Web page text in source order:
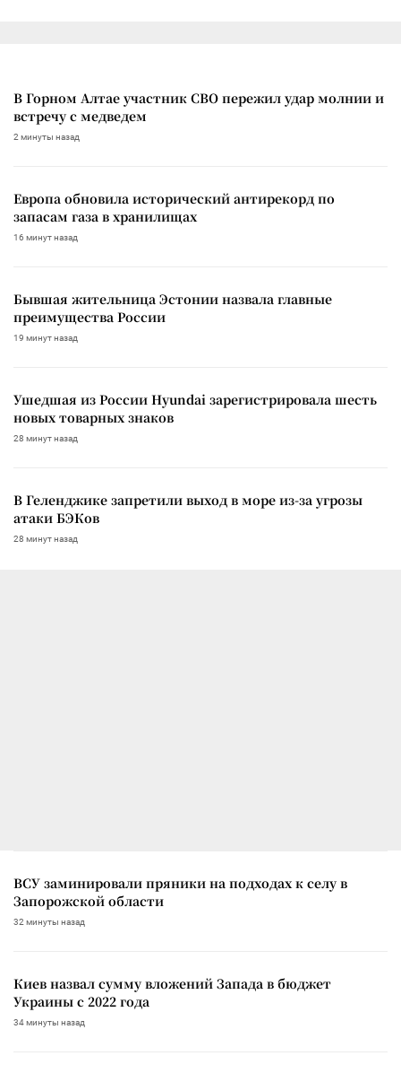
В Горном Алтае участник СВО пережил удар молнии и
встречу с медведем
2 минуты назад
Европа обновила исторический антирекорд по
запасам газа в хранилищах
16 минут назад
Бывшая жительница Эстонии назвала главные
преимущества России
19 минут назад
Ушедшая из России Hyundai зарегистрировала шесть
новых товарных знаков
28 минут назад
В Геленджике запретили выход в море из-за угрозы
атаки БЭКов
28 минут назад
ВСУ заминировали пряники на подходах к селу в
Запорожской области
32 минуты назад
Киев назвал сумму вложений Запада в бюджет
Украины с 2022 года
34 минуты назад